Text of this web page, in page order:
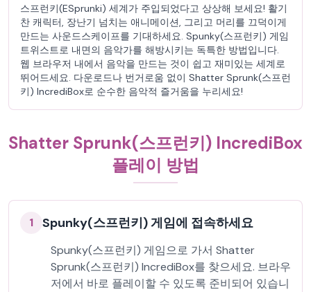
스프런키(ESprunki) 세계가 주입되었다고 상상해 보세요! 활기
찬 캐릭터, 장난기 넘치는 애니메이션, 그리고 머리를 끄덕이게
만드는 사운드스케이프를 기대하세요. Spunky(스프런키) 게임
트위스트로 내면의 음악가를 해방시키는 독특한 방법입니다.
웹 브라우저 내에서 음악을 만드는 것이 쉽고 재미있는 세계로
뛰어드세요. 다운로드나 번거로움 없이 Shatter Sprunk(스프런
키) IncrediBox로 순수한 음악적 즐거움을 누리세요!
Shatter Sprunk(스프런키) IncrediBox
플레이 방법
1 Spunky(스프런키) 게임에 접속하세요
Spunky(스프런키) 게임으로 가서 Shatter
Sprunk(스프런키) IncrediBox를 찾으세요. 브라우
저에서 바로 플레이할 수 있도록 준비되어 있습니